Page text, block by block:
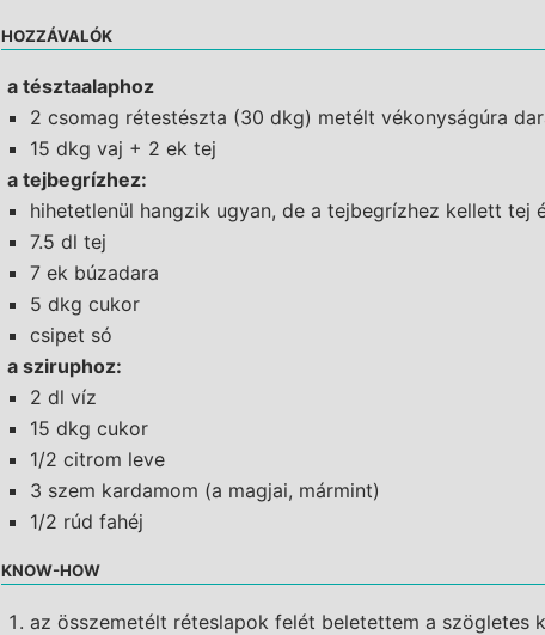
HOZZÁVALÓK
a tésztaalaphoz
2 csomag rétestészta (30 dkg) metélt vékonyságúra
15 dkg vaj + 2 ek tej
a tejbegrízhez:
hihetetlenül hangzik ugyan, de a tejbegrízhez kellett tej
7.5 dl tej
7 ek búzadara
5 dkg cukor
csipet só
a sziruphoz:
2 dl víz
15 dkg cukor
1/2 citrom leve
3 szem kardamom (a magjai, mármint)
1/2 rúd fahéj
KNOW-HOW
az összemetélt réteslapok felét beletettem a szögletes